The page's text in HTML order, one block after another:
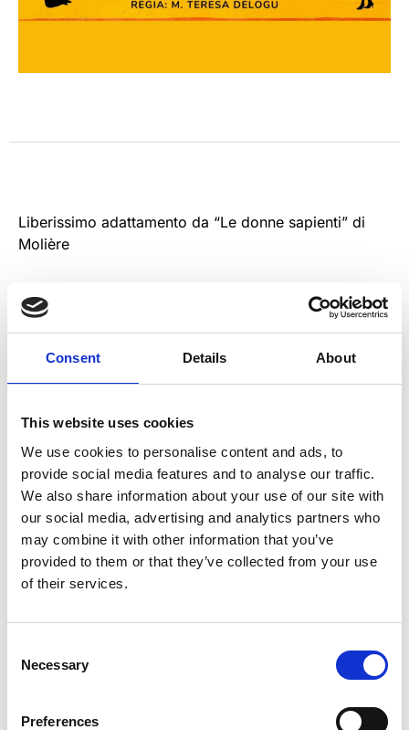
Consent Details About
This website uses cookies
We use cookies to personalise content and ads, to
provide social media features and to analyse our traffic.
We also share information about your use of our site with
our social media, advertising and analytics partners who
may combine it with other information that you’ve
provided to them or that they’ve collected from your use
of their services.
Selection
Necessary
Preferences
Liberissimo adattamento da “Le donne sapienti” di
Molière
GLI ALLIEVI DEL LABORATORIO TEATRALE ADULTI
CON
Alfredo Agili, Serena Bagnoli, Rita Biocca, Violante Borghini,
Giulietta Brogi, Stefania Caboni, Sibilla Campaioli, Alessandra
Campatelli, Cinzia Campisano, Catia Carriero, Cristina Cesare,
Tiziana Curini, Martina Fabozzi, Bianca Frangioni, Franca
Gaggelli, Lavinia Meo, Patrizia Salerno, Susanna Tamburini,
Emiliano Terzuoli, Claudia Vignozzi
REGIA DI